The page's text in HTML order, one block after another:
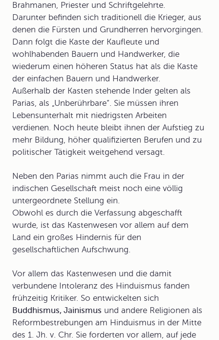
Brahmanen, Priester und Schriftgelehrte.
Darunter befinden sich traditionell die Krieger, aus
denen die Fürsten und Grundherren hervorgingen.
Dann folgt die Kaste der Kaufleute und
wohlhabenden Bauern und Handwerker, die
wiederum einen höheren Status hat als die Kaste
der einfachen Bauern und Handwerker.
Außerhalb der Kasten stehende Inder gelten als
Parias, als „Unberührbare“. Sie müssen ihren
Lebensunterhalt mit niedrigsten Arbeiten
verdienen. Noch heute bleibt ihnen der Aufstieg zu
mehr Bildung, höher qualifizierten Berufen und zu
politischer Tätigkeit weitgehend versagt.
Neben den Parias nimmt auch die Frau in der
indischen Gesellschaft meist noch eine völlig
untergeordnete Stellung ein.
Obwohl es durch die Verfassung abgeschafft
wurde, ist das Kastenwesen vor allem auf dem
Land ein großes Hindernis für den
gesellschaftlichen Aufschwung.
Vor allem das Kastenwesen und die damit
verbundene Intoleranz des Hinduismus fanden
frühzeitig Kritiker. So entwickelten sich
Buddhismus, Jainismus und andere Religionen als
Reformbestrebungen am Hinduismus in der Mitte
des 1. Jh. v. Chr. Sie forderten vor allem, auf jede